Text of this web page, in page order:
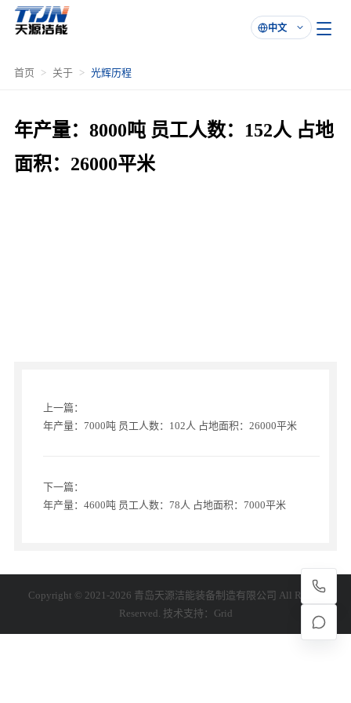

中文
首页 关于 光辉历程
年产量：8000吨 员工人数：152人 占地
面积：26000平米
上一篇：
年产量：7000吨 员工人数：102人 占地面积：26000平米
下一篇：
年产量：4600吨 员工人数：78人 占地面积：7000平米
Copyright © 2021-2026 青岛天源洁能装备制造有限公司 All Rights
Reserved. 技术支持： Grid